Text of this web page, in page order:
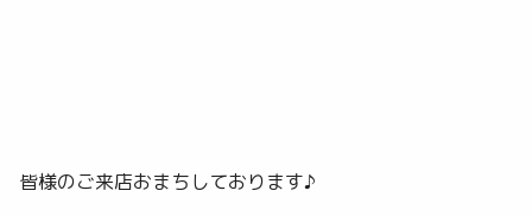
皆様のご来店おまちしております♪